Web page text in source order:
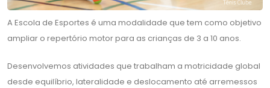
A Escola de Esportes é uma modalidade que tem como objetivo
ampliar o repertório motor para as crianças de 3 a 10 anos.
Desenvolvemos atividades que trabalham a motricidade global
desde equilíbrio, lateralidade e deslocamento até arremessos